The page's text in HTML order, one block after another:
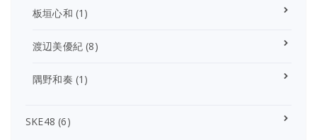
板垣心和 (1)
渡辺美優紀 (8)
隅野和奏 (1)
SKE48 (6)